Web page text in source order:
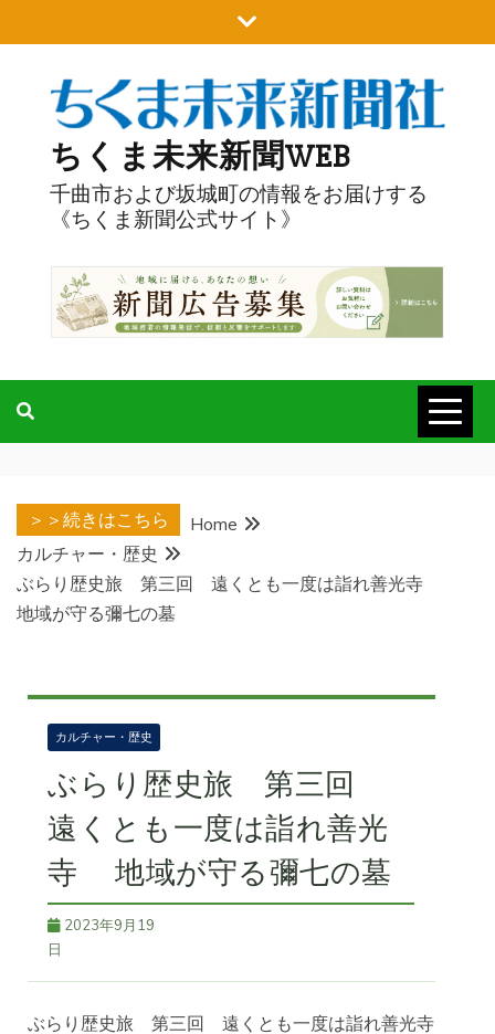
to
ちくま未来新聞WEB
千曲市および坂城町の情報をお届けする
《ちくま新聞公式サイト》
＞＞続きはこちら
Home
カルチャー・歴史
ぶらり歴史旅 第三回 遠くとも一度は詣れ善光寺
地域が守る彌七の墓
カルチャー・歴史
ぶらり歴史旅 第三回
遠くとも一度は詣れ善光
寺 地域が守る彌七の墓
2023年9月19
日
ぶらり歴史旅 第三回 遠くとも一度は詣れ善光寺